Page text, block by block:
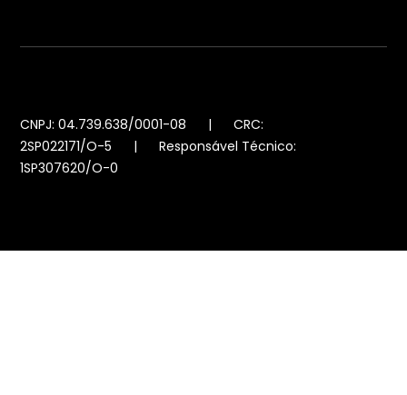
CNPJ: 04.739.638/0001-08 | CRC:
2SP022171/O-5 | Responsável Técnico:
1SP307620/O-0